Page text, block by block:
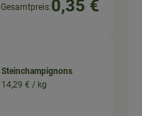
Gesamtpreis:0,35 €
Steinchampignons
14,29 € / kg